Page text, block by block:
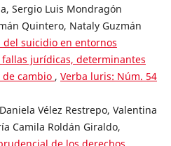
Sergio Luis Mondragón
Quintero, Nataly Guzmán
del suicidio en entornos
jurídicas, determinantes
de cambio , Verba luris: Núm. 54
Vélez Restrepo, Valentina
Camila Roldán Giraldo,